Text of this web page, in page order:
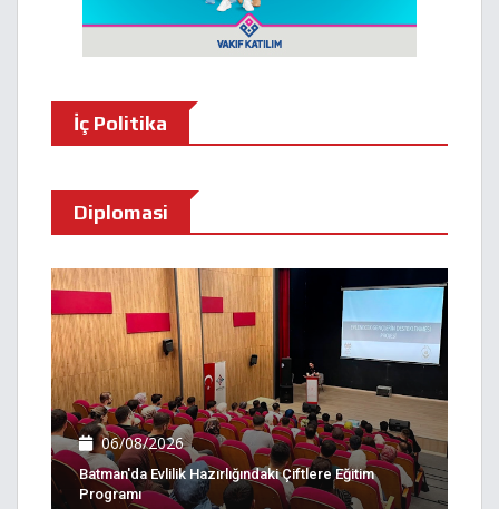
İç Politika
Diplomasi
06/08/2026
Batman'da Evlilik Hazırlığındaki Çiftlere Eğitim
Programı